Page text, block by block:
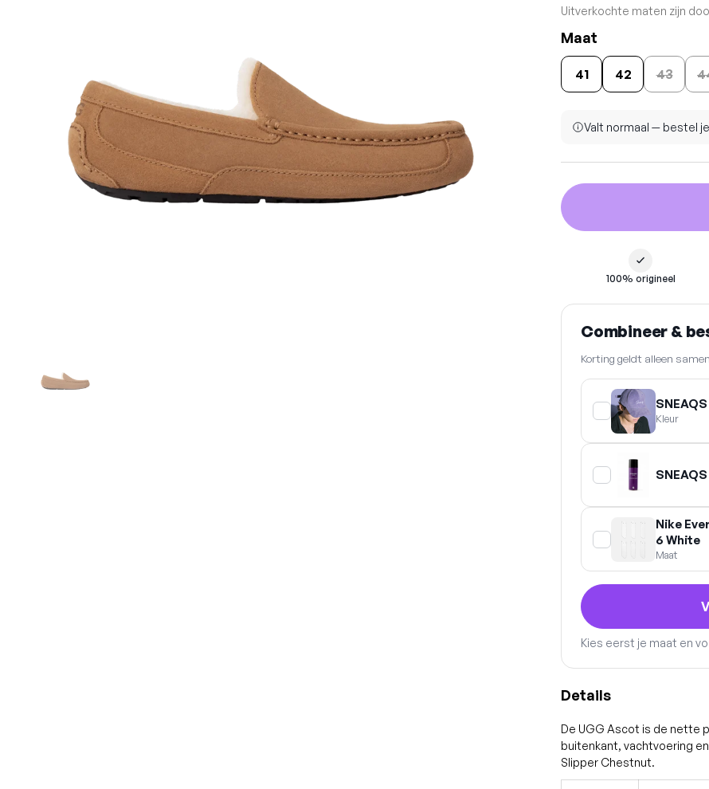
Uitverkochte maten zijn
Maat
41 42 43
Valt normaal — bestel
100% origineel
Combineer &
Korting geldt alleen
Kleur
Nike
6 White
Maat
Kies eerst je maat en
Details
De UGG Ascot is de nette
buitenkant, vachtvoering
Slipper Chestnut.